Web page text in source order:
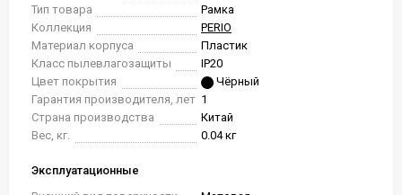
Тип товара
Рамка
Коллекция
PERIO
Материал корпуса
Пластик
Класс пылевлагозащиты
IP20
Цвет покрытия
Чёрный
Гарантия производителя, лет 1
Страна производства
Китай
Вес, кг.
0.04 кг
Эксплуатационные